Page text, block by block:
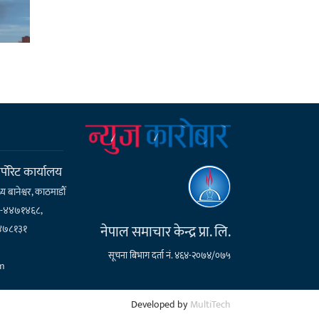
कार्यालय
बानेश्वर, काठमाडौँ
४४७१४६८,
नेपाल समाचार केन्द्र प्रा. लि.
सूचना बिभाग दर्ता नं. ४६४-२०७४/०७५
Developed byMultiTech